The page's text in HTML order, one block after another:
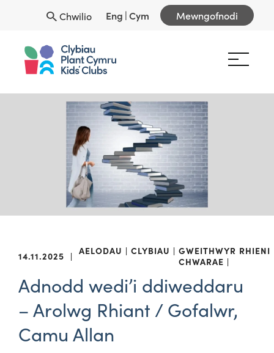
Chwilio Eng |Cym Mewngofnodi
14.11.2025 | AELODAU CLYBIAU
GWEITHWYR
CHWARAE
RHIENI
Adnodd wedi’i ddiweddaru
– Arolwg Rhiant / Gofalwr,
Camu Allan